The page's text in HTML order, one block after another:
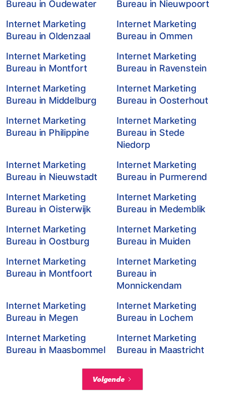
Bureau in Oudewater
Bureau in Nieuwpoort
Internet Marketing
Bureau in Oldenzaal
Internet Marketing
Bureau in Ommen
Internet Marketing
Bureau in Montfort
Internet Marketing
Bureau in Ravenstein
Internet Marketing
Bureau in Middelburg
Internet Marketing
Bureau in Oosterhout
Internet Marketing
Bureau in Philippine
Internet Marketing
Bureau in Stede
Niedorp
Internet Marketing
Bureau in Nieuwstadt
Internet Marketing
Bureau in Purmerend
Internet Marketing
Bureau in Oisterwijk
Internet Marketing
Bureau in Medemblik
Internet Marketing
Bureau in Oostburg
Internet Marketing
Bureau in Muiden
Internet Marketing
Bureau in Montfoort
Internet Marketing
Bureau in
Monnickendam
Internet Marketing
Bureau in Megen
Internet Marketing
Bureau in Lochem
Internet Marketing
Bureau in Maasbommel
Internet Marketing
Bureau in Maastricht
Volgende